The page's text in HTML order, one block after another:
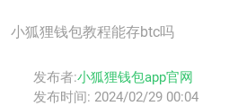
小狐狸钱包教程能存btc吗
发布者:小狐狸钱包app官网
发布时间: 2024/02/29 00:04